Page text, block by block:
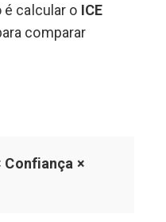
é calcular o ICE
comparar
Confiança ×